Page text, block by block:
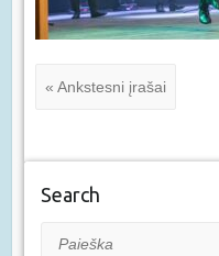
« Ankstesni įrašai
Search
Paieška